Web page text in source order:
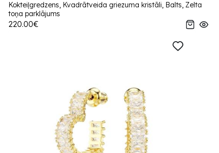
Kokteiļgredzens, Kvadrātveida griezuma kristāli, Balts, Zelta
toņa parklājums
220.00€